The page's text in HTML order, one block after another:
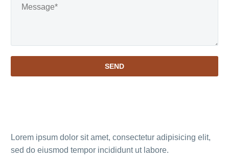
Lorem ipsum dolor sit amet, consectetur adipisicing elit,
sed do eiusmod tempor incididunt ut labore.